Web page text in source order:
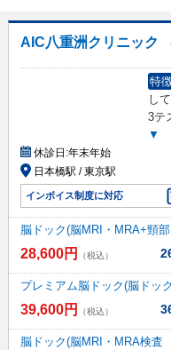
AIC八重洲クリニック
特
し
3テ
▼
休診日:年末年始
日本橋駅 / 東京駅
インボイス制度に対応
脳ドック(脳MRI・MRA+頸
28,600円 （税込）
プレミアム脳ドック(脳ドッ
39,600円 （税込）
脳ドック(脳MRI・MRA検